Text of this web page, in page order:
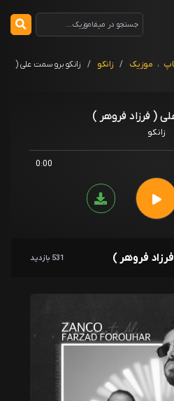
، موزیک / زانکو /
زانکو برو سمت علی (
( فرزاد فروهر )
زانکو
0:00
فروهر ) 531 بازدید